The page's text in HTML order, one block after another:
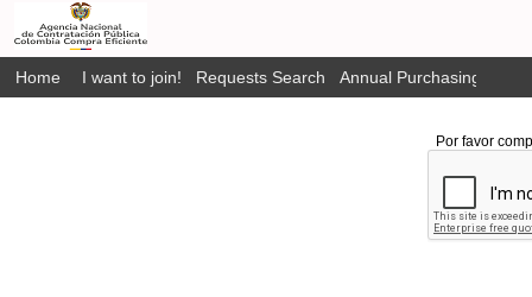
Home I want to join! Requests Search Annual Purchasing Plan
Por favor